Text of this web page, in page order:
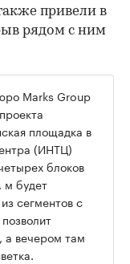
привели в
рядом с ним
Marks Group
площадка в
(ИНТЦ)
блоков
м будет
сегментов с
а вечером там